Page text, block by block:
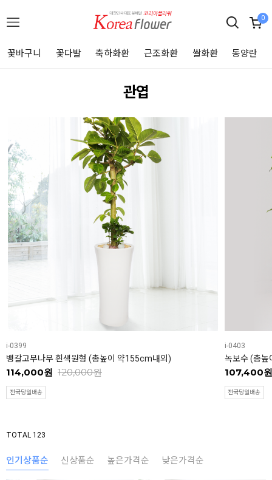
0
꽃바구니 꽃다발 축하화환 근조화환 쌀화환 동양란
관엽
i-0399
뱅갈고무나무 흰색원형 (총높이 약155cm내외)
114,000원 120,000원
전국당일배송
i-0403
녹보수 (총
107,400원
전국당일배송
TOTAL 123
인기상품순 신상품순 높은가격순 낮은가격순